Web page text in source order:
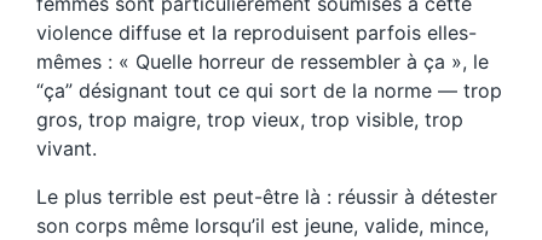
violence diffuse et la reproduisent parfois elles-
mêmes : « Quelle horreur de ressembler à ça », le
“ça” désignant tout ce qui sort de la norme — trop
gros, trop maigre, trop vieux, trop visible, trop
vivant.
Le plus terrible est peut-être là : réussir à détester
son corps même lorsqu’il est jeune, valide, mince,